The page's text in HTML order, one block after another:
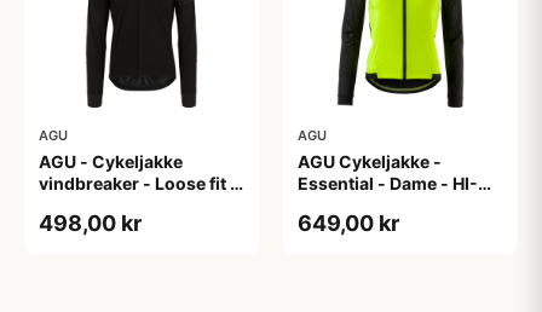
AGU
AGU - Cykeljakke
vindbreaker - Loose fit -
498,00 kr
AGU
AGU Cykeljakke -
Essential - Dame - HI-
649,00 kr